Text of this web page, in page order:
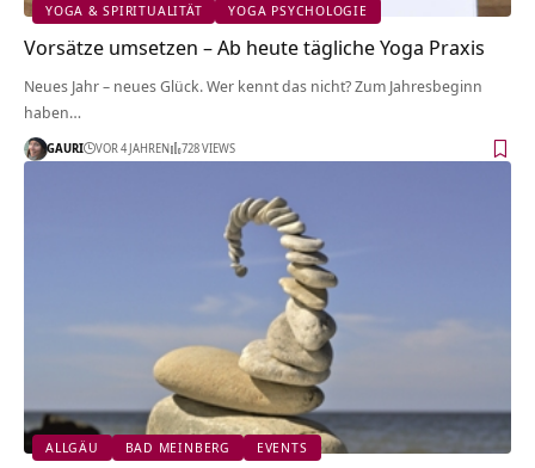
YOGA & SPIRITUALITÄT YOGA PSYCHOLOGIE
Vorsätze umsetzen – Ab heute tägliche Yoga Praxis
Neues Jahr – neues Glück. Wer kennt das nicht? Zum Jahresbeginn
haben…
GAURI VOR 4 JAHREN 728 VIEWS
ALLGÄU BAD MEINBERG EVENTS